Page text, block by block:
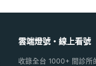
雲端燈號・線上看號
收錄全台 1000+ 間診所